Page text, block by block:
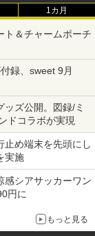
1カ月
ト＆チャームポーチ
録、sweet 9月
ズ公開。図録/ミ
ドコラボが実現
止め端末を先頭にし
実施
感シアサッカーワン
円に
もっと見る